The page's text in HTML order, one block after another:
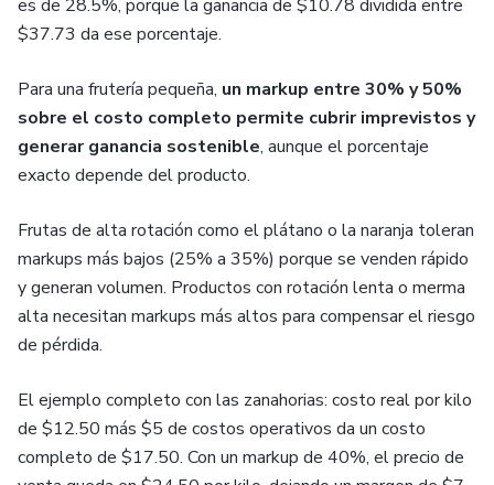
es de 28.5%, porque la ganancia de $10.78 dividida entre
$37.73 da ese porcentaje.
Para una frutería pequeña, un markup entre 30% y 50%
sobre el costo completo permite cubrir imprevistos y
generar ganancia sostenible, aunque el porcentaje
exacto depende del producto.
Frutas de alta rotación como el plátano o la naranja toleran
markups más bajos (25% a 35%) porque se venden rápido
y generan volumen. Productos con rotación lenta o merma
alta necesitan markups más altos para compensar el riesgo
de pérdida.
El ejemplo completo con las zanahorias: costo real por kilo
de $12.50 más $5 de costos operativos da un costo
completo de $17.50. Con un markup de 40%, el precio de